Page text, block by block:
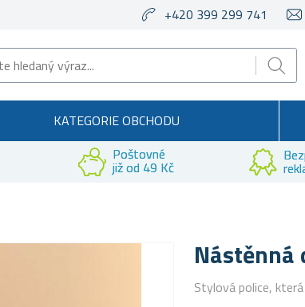
+420 399 299 741
KATEGORIE OBCHODU
Poštovné
již od 49 Kč
Nástěnná
Stylová police,